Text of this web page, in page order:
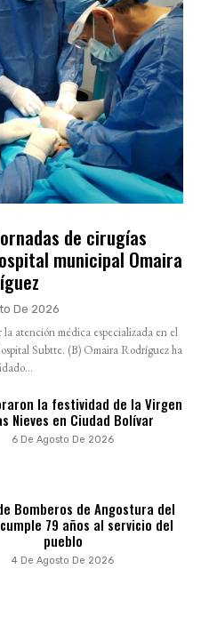
de cirugías
municipal Omaira
De 2026
atención médica especializada en el
Subtte. (B) Omaira Rodríguez ha
la festividad de la Virgen
Nieves en Ciudad Bolívar
6 De Agosto De 2026
Bomberos de Angostura del
79 años al servicio del
pueblo
4 De Agosto De 2026